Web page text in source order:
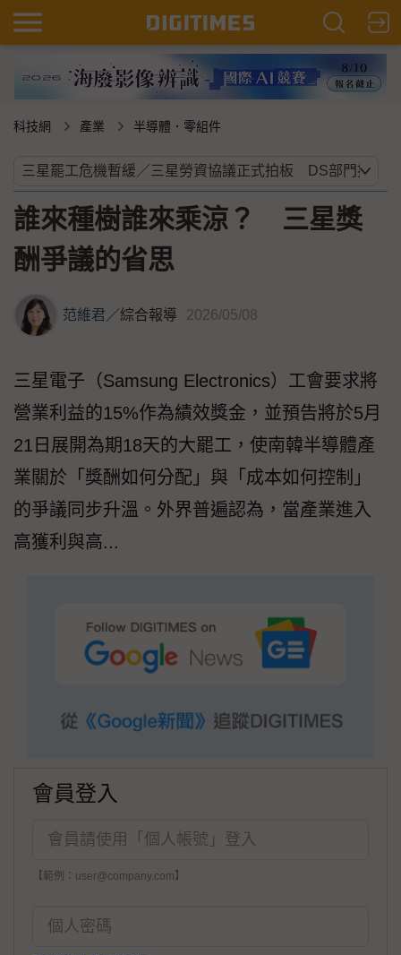
科技網 產業 半導體．零組件
誰來種樹誰來乘涼？ 三星獎
酬爭議的省思
范維君／綜合報導 2026/05/08
三星電子（Samsung Electronics）工會要求將
營業利益的15%作為績效獎金，並預告將於5月
21日展開為期18天的大罷工，使南韓半導體產
業關於「獎酬如何分配」與「成本如何控制」
的爭議同步升溫。外界普遍認為，當產業進入
高獲利與高...
會員登入
【範例：user@company.com】